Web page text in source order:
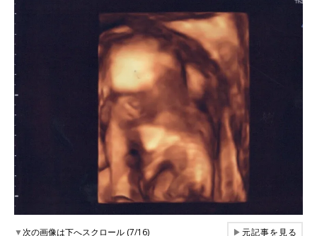
▼次の画像は下へスクロール (7/16) ▶元記事を見る